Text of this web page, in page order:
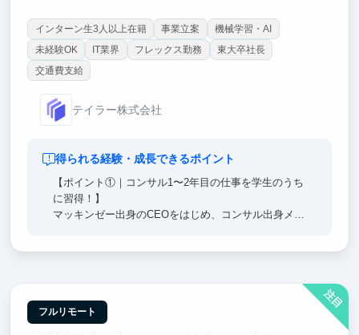
インターン生3人以上在籍 事業立案
機械学習・AI
未経験OK
IT業界 フレックス勤務
東大卒社長
交通費支給
テイラー株式会社
得られる経験・成長できるポイント
【ポイント①｜コンサル1〜2年目の仕事を学生のうち
に習得！】
マッキンゼー出身のCEOをはじめ、コンサル出身メン
ため、同期よりも早く成果を出せる基盤を築くことが
できます。
注目
フルリモート